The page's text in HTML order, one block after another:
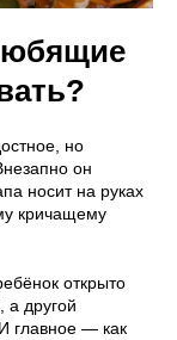
но
он
носит на руках
кричащему
открыто
а другой
главное — как